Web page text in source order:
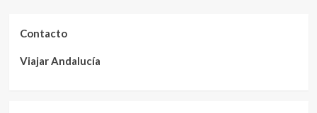
Contacto
Viajar Andalucía